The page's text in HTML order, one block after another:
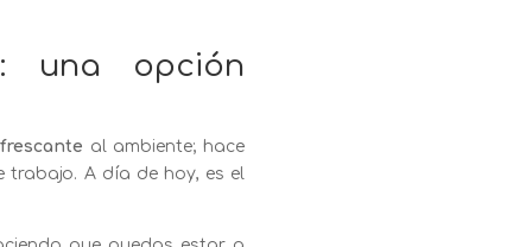
una opción
al ambiente; hace
trabajo. A día de hoy, es el